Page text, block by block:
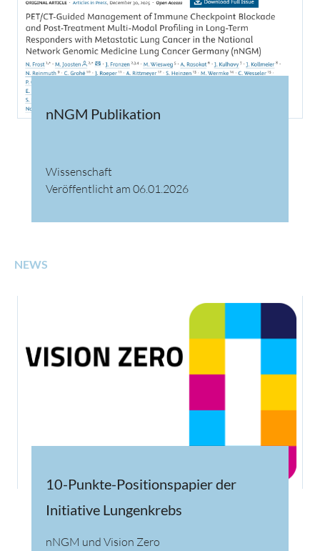
nNGM Publikation
Wissenschaft
Veröffentlicht am 06.01.2026
NEWS
10-Punkte-Positionspapier der
Initiative Lungenkrebs
nNGM und Vision Zero